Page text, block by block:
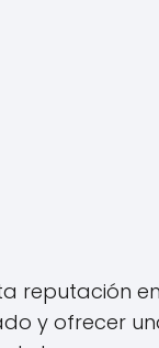
reputación
y ofrecer